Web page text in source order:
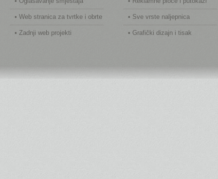
• Web stranica za tvrtke i obrte
• Zadnji web projekti
• Sve vrste naljepnica
• Grafički dizajn i tisak